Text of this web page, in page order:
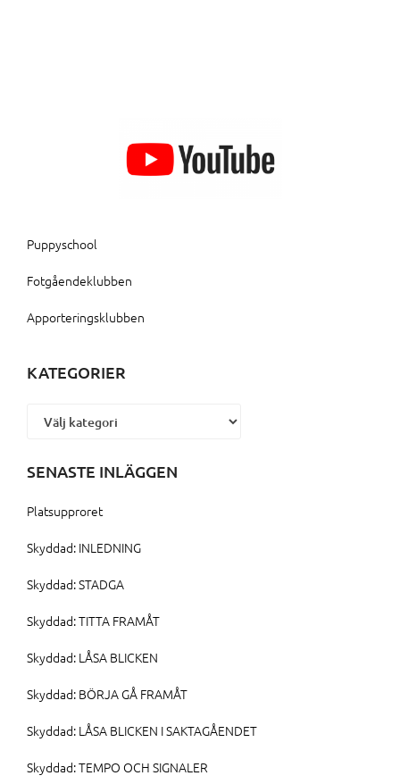
Puppyschool
Fotgåendeklubben
Apporteringsklubben
KATEGORIER
Kategorier
SENASTE INLÄGGEN
Platsupproret
Skyddad: INLEDNING
Skyddad: STADGA
Skyddad: TITTA FRAMÅT
Skyddad: LÅSA BLICKEN
Skyddad: BÖRJA GÅ FRAMÅT
Skyddad: LÅSA BLICKEN I SAKTAGÅENDET
Skyddad: TEMPO OCH SIGNALER